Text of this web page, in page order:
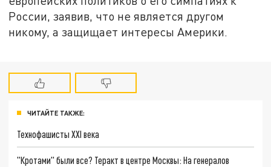
России, заявив, что не является другом
никому, а защищает интересы Америки.
ЧИТАЙТЕ ТАКЖЕ:
Технофашисты XXI века
"Кротами" были все? Теракт в центре Москвы: На генералов